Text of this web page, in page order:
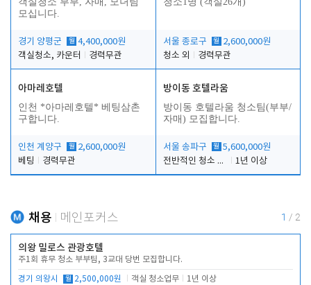
모십니다.
경기 양평군 월 4,400,000원
객실청소, 카운터
경력무관
서울 종로구 월 2,600,000원
청소 외
경력무관
아마레호텔
인천 *아마레호텔* 베팅삼촌
구합니다.
인천 계양구 월 2,600,000원
베팅
경력무관
방이동 호텔라움
방이동 호텔라움 청소팀(부부/
자매) 모집합니다.
서울 송파구 월 5,600,000원
전반적인 청소 업무(객실청소.객실정리)
1년 이상
채용 메인포커스 1 / 2
의왕 밀로스 관광호텔
주1회 휴무 청소 부부팀, 3교대 당번 모집합니다.
경기 의왕시 월 2,500,000원 객실 청소업무 1년 이상